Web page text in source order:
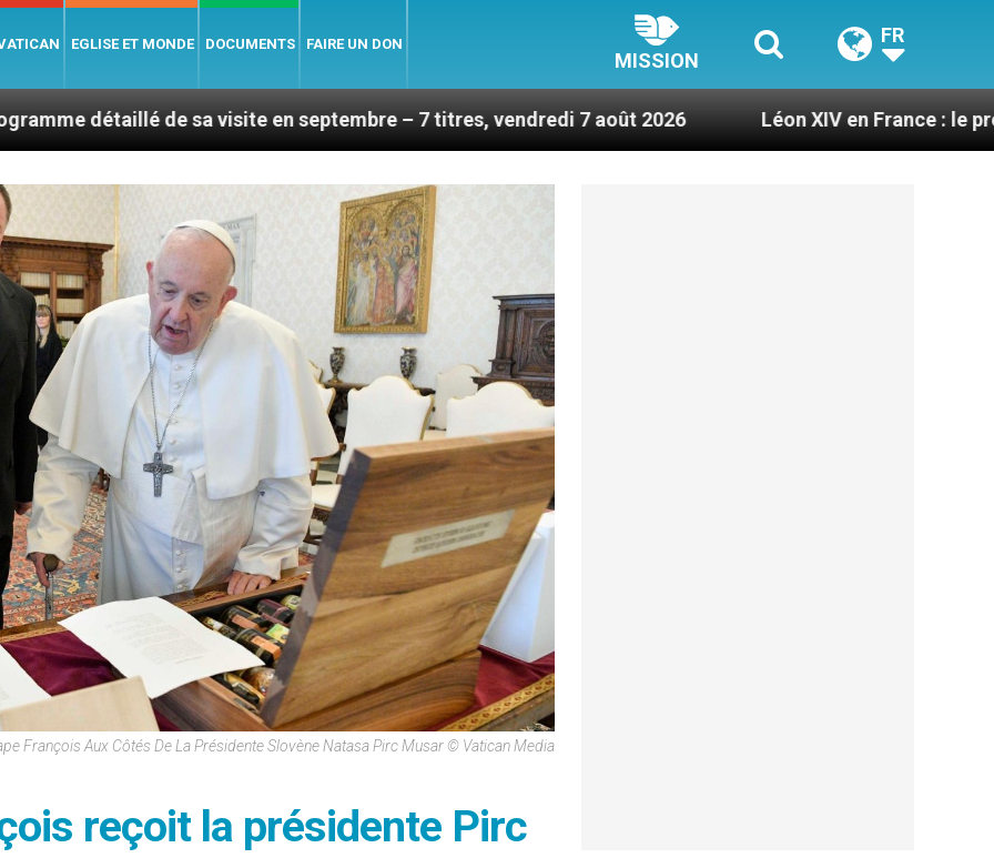
EGLISE ET MONDE DOCUMENTS FAIRE UN DON
MISSION
FR
sa visite en septembre – 7 titres, vendredi 7 août 2026 Léon XIV en France : le programme
François Aux Côtés De La Présidente Slovène Natasa Pirc Musar © Vatican Media
reçoit la présidente Pirc